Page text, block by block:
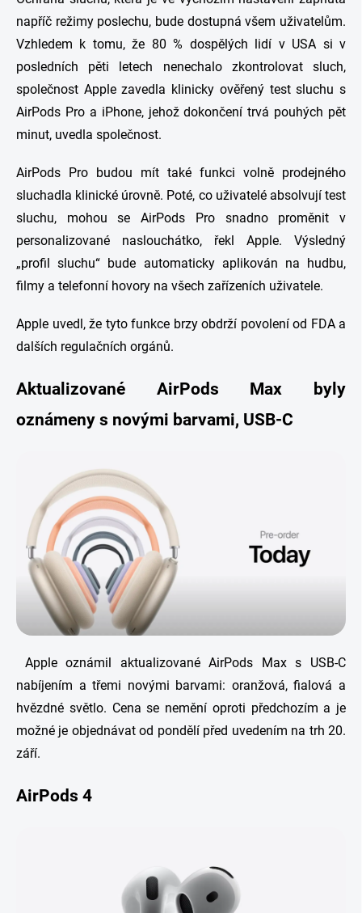
napříč režimy poslechu, bude dostupná všem uživatelům.
Vzhledem k tomu, že 80 % dospělých lidí v USA si v
posledních pěti letech nenechalo zkontrolovat sluch,
společnost Apple zavedla klinicky ověřený test sluchu s
AirPods Pro a iPhone, jehož dokončení trvá pouhých pět
minut, uvedla společnost.
AirPods Pro budou mít také funkci volně prodejného
sluchadla klinické úrovně. Poté, co uživatelé absolvují test
sluchu, mohou se AirPods Pro snadno proměnit v
personalizované naslouchátko, řekl Apple. Výsledný
„profil sluchu“ bude automaticky aplikován na hudbu,
filmy a telefonní hovory na všech zařízeních uživatele.
Apple uvedl, že tyto funkce brzy obdrží povolení od FDA a
dalších regulačních orgánů.
Aktualizované AirPods Max byly
oznámeny s novými barvami, USB-C
Apple oznámil aktualizované AirPods Max s USB-C
nabíjením a třemi novými barvami: oranžová, fialová a
hvězdné světlo. Cena se nemění oproti předchozím a je
možné je objednávat od pondělí před uvedením na trh 20.
září.
AirPods 4